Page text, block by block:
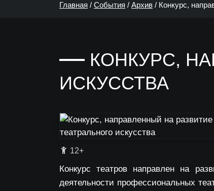
Главная / События / Архив / Конкурс,
КОНКУРС,
ИСКУССТВА
12+
Конкурс театров направлен на
деятельности профессиональных